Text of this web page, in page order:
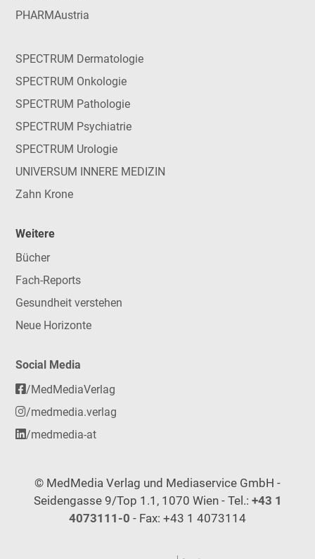
PHARMAustria
SPECTRUM Dermatologie
SPECTRUM Onkologie
SPECTRUM Pathologie
SPECTRUM Psychiatrie
SPECTRUM Urologie
UNIVERSUM INNERE MEDIZIN
Zahn Krone
Weitere
Bücher
Fach-Reports
Gesundheit verstehen
Neue Horizonte
Social Media
/MedMediaVerlag
/medmedia.verlag
/medmedia-at
© MedMedia Verlag und Mediaservice GmbH -
Seidengasse 9/Top 1.1, 1070 Wien - Tel.: +43 1
4073111-0 - Fax: +43 1 4073114